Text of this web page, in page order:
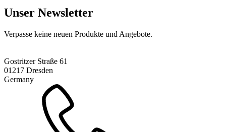
mehrere
auf.
Unser Newsletter
Verpasse keine neuen Produkte und Angebote.
Gostritzer Straße 61
01217 Dresden
Germany